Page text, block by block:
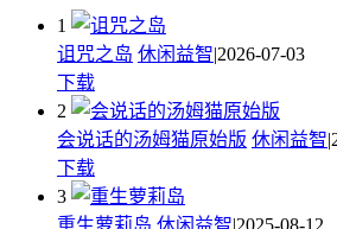
1
诅咒之岛 休闲益智|2026-07-03
下载
2
会说话的汤姆猫原始版 休闲益智
下载
3
重生萝莉岛 休闲益智|2025-08-12